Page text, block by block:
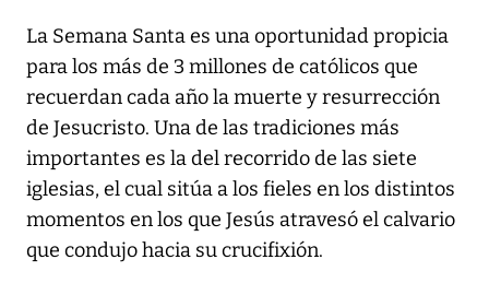
La Semana Santa es una oportunidad propicia
para los más de 3 millones de católicos que
recuerdan cada año la muerte y resurrección
de Jesucristo. Una de las tradiciones más
importantes es la del recorrido de las siete
iglesias, el cual sitúa a los fieles en los distintos
momentos en los que Jesús atravesó el calvario
que condujo hacia su crucifixión.